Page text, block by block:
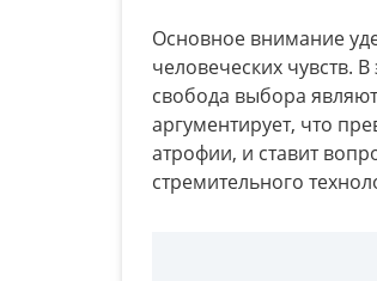
Основное внимание
человеческих чувств.
свобода выбора
аргументирует, что
атрофии, и ставит
стремительного